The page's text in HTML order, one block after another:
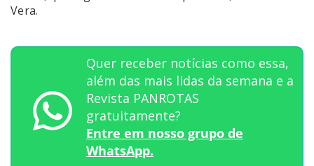
Vera.
Quer receber notícias como essa,
além das mais lidas da semana e a
Revista PANROTAS
gratuitamente?
Entre em nosso grupo de
WhatsApp.